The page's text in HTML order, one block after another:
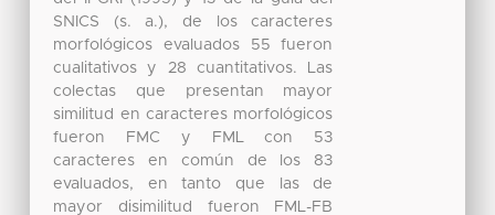
SNICS (s. a.), de los caracteres
morfológicos evaluados 55 fueron
cualitativos y 28 cuantitativos. Las
colectas que presentan mayor
similitud en caracteres morfológicos
fueron FMC y FML con 53
caracteres en común de los 83
evaluados, en tanto que las de
mayor disimilitud fueron FML-FB